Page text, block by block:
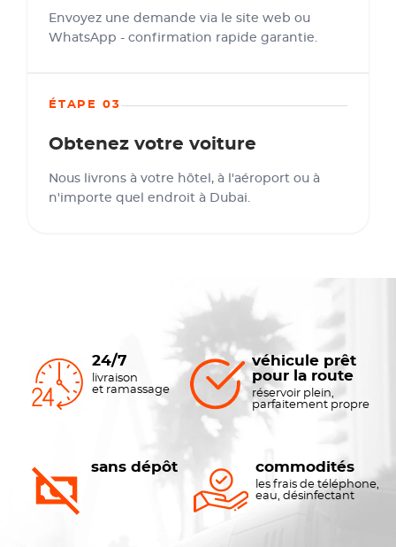
Envoyez une demande via le site web ou
WhatsApp - confirmation rapide garantie.
ÉTAPE 03
Obtenez votre voiture
Nous livrons à votre hôtel, à l'aéroport ou à
n'importe quel endroit à Dubai.
24/7
livraison
et ramassage
véhicule prêt
pour la route
réservoir plein,
parfaitement propre
sans dépôt commodités
les frais de téléphone,
eau, désinfectant